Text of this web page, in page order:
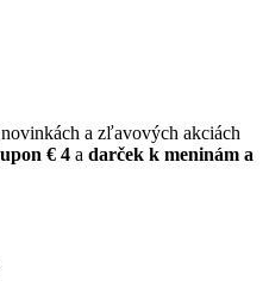
a zľavových akciách
€ 4 a darček k meninám a